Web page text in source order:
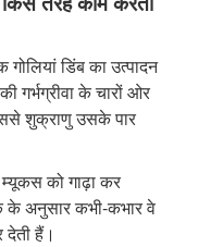
गोलियां डिंब का उत्पादन
गर्भग्रीवा के चारों ओर
शुक्राणु उसके पार
म्यूकस को गाढ़ा कर
के अनुसार कभी-कभार वे
हैं।